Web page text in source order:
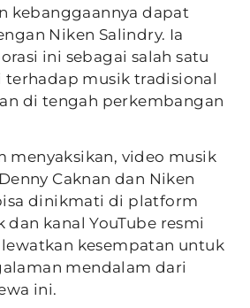
kebanggaannya dapat
Niken Salindry. Ia
ini sebagai salah satu
terhadap musik tradisional
di tengah perkembangan
menyaksikan, video musik
Caknan dan Niken
dinikmati di platform
kanal YouTube resmi
kesempatan untuk
mendalam dari
ini.